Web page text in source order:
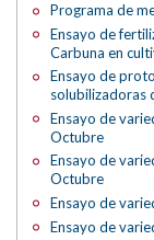
Programa de
Ensayo de
Carbuna en
Ensayo de
solubilizadoras
Ensayo de
Octubre
Ensayo de
Octubre
Ensayo de
Ensayo de